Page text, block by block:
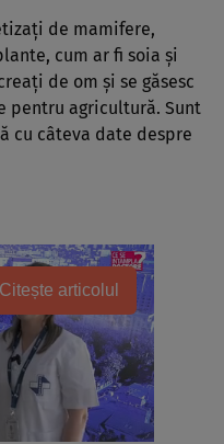
de mamifere,
cum ar fi soia şi
de om şi se găsesc
pentru agricultură. Sunt
cu câteva date despre
Citește articolul